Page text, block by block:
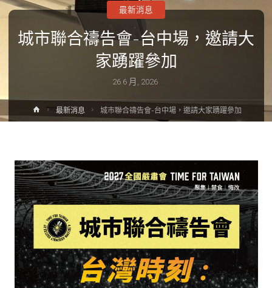
城市聯合禱告會-台中場，邀請大
家踴躍參加
26 6 月, 2026
最新消息
最新消息 城市聯合禱告會-台中場，邀請大家踴躍參加